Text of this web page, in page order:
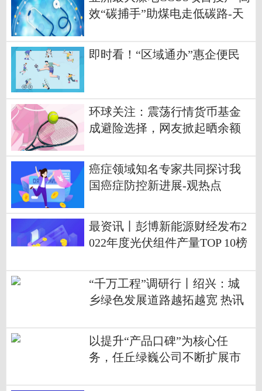
效“碳捕手”助煤电走低碳路-天
即时看！“区域通办”惠企便民
环球关注：震荡行情货币基金
成避险选择，网友掀起晒余额
癌症领域知名专家共同探讨我
国癌症防控新进展-观热点
最资讯丨彭博新能源财经发布2
022年度光伏组件产量TOP 10榜
“千万工程”调研行丨绍兴：城
乡绿色发展道路越拓越宽 热讯
以提升“产品口碑”为核心任
务，任丘绿巍公司不断扩展市